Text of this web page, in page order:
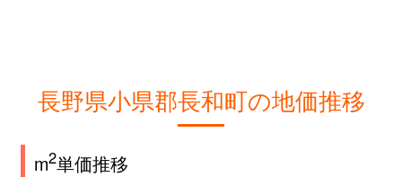
長野県小県郡長和町の地価推移
m2単価推移